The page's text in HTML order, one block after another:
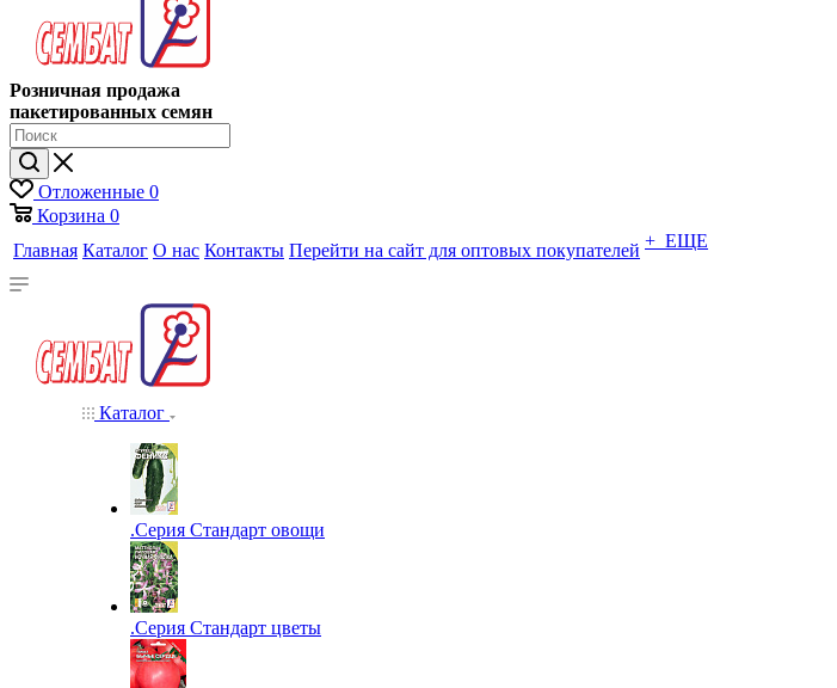
Розничная продажа
пакетированных семян
Отложенные 0
Корзина 0
Главная Каталог О нас Контакты Перейти на сайт для оптовых покупателей + ЕЩЕ
Каталог
.Серия Стандарт овощи
.Серия Стандарт цветы